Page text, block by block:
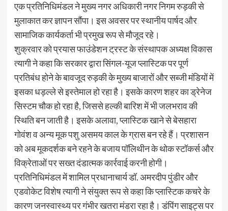
एक प्रतिनिधिमंडल ने मुख्य नगर अधिकारी नगर निगम रुड़की से
मुलाकात कर ज्ञापन सौंपा। इस अवसर पर स्थानीय पार्षद और
सामाजिक कार्यकर्ता भी प्रमुख रूप से मौजूद रहे।
शुक्रवार को प्रयास फाउंडेशन ट्रस्ट के संस्थापक अध्यक्ष विकास
त्यागी ने कहा कि सरकार द्वारा सिंगल-यूज प्लास्टिक पर पूर्ण
प्रतिबंध होने के बावजूद रुड़की के मुख्य बाजारों और सब्जी मंडियों में
इसका धड़ल्ले से इस्तेमाल हो रहा है। इसके कारण शहर का ड्रेनेज
सिस्टम चौक हो रहा है, जिससे हल्की बारिश में भी जलभराव की
स्थिति बन जाती है। इसके अलावा, प्लास्टिक खाने से बेसहारा
गोवंश व अन्य मूक पशु असमय काल के ग्रास बन रहे हैं। प्रशासन
को अब मूकदर्शक बने रहने के बजाय पॉलिथीन के थोक स्टॉकर्स और
विक्रेताओं पर सख्त दंडात्मक कार्रवाई करनी होगी।
प्रतिनिधिमंडल में शामिल प्रधानाचार्य डॉ. अमरदीप पुंडीर और
एडवोकेट विशेष त्यागी ने संयुक्त रूप से कहा कि प्लास्टिक कचरे के
कारण जनस्वास्थ्य पर गंभीर खतरा मंडरा रहा है। डंपिंग साइट्स पर